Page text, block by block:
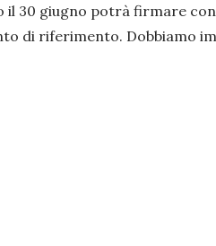
30 giugno potrà firmare
di riferimento. Dobbiamo